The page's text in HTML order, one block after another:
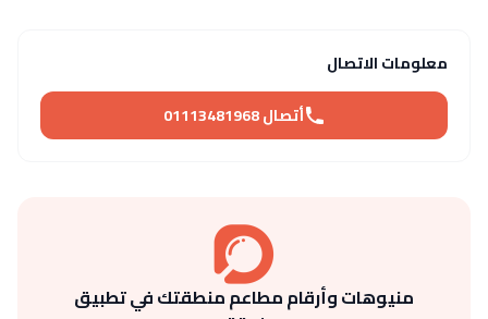
معلومات الاتصال
أتصال 01113481968
منيوهات وأرقام مطاعم منطقتك في تطبيق